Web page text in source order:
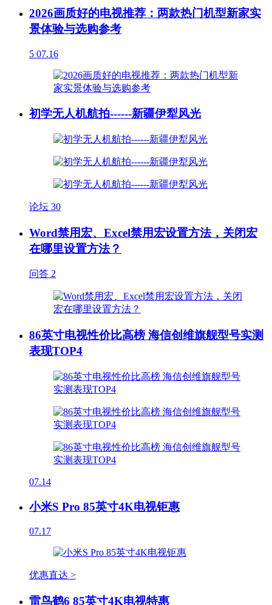
2026画质好的电视推荐：两款热门机型新家实
景体验与选购参考
5 07.16
初学无人机航拍------新疆伊犁风光
论坛 30
Word禁用宏、Excel禁用宏设置方法，关闭宏
在哪里设置方法？
问答 2
86英寸电视性价比高榜 海信创维旗舰型号实测
表现TOP4
07.14
小米S Pro 85英寸4K电视钜惠
07.17
优惠直达 >
雷鸟鹤6 85英寸4K电视特惠